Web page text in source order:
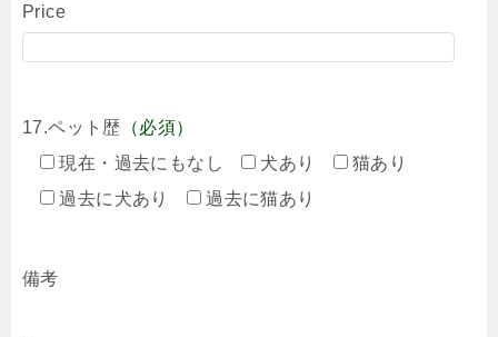
Price
17.ペット歴 （必須）
現在・過去にもなし
犬あり
猫あり
過去に犬あり
過去に猫あり
備考